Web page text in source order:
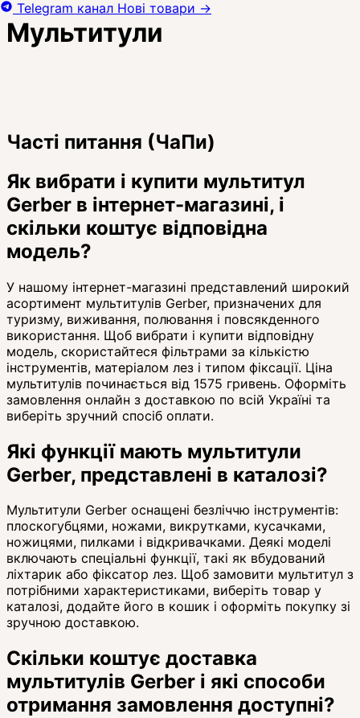
Мультитули
Часті питання (ЧаПи)
Як вибрати і купити мультитул
Gerber в інтернет-магазині, і
скільки коштує відповідна
модель?
У нашому інтернет-магазині представлений широкий
асортимент мультитулів Gerber, призначених для
туризму, виживання, полювання і повсякденного
використання. Щоб вибрати і купити відповідну
модель, скористайтеся фільтрами за кількістю
інструментів, матеріалом лез і типом фіксації. Ціна
мультитулів починається від 1575 гривень. Оформіть
замовлення онлайн з доставкою по всій Україні та
виберіть зручний спосіб оплати.
Які функції мають мультитули
Gerber, представлені в каталозі?
Мультитули Gerber оснащені безліччю інструментів:
плоскогубцями, ножами, викрутками, кусачками,
ножицями, пилками і відкривачками. Деякі моделі
включають спеціальні функції, такі як вбудований
ліхтарик або фіксатор лез. Щоб замовити мультитул з
потрібними характеристиками, виберіть товар у
каталозі, додайте його в кошик і оформіть покупку зі
зручною доставкою.
Скільки коштує доставка
мультитулів Gerber і які способи
отримання замовлення доступні?
Telegram канал Нові товари →